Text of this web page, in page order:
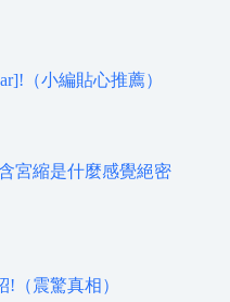
（小編貼心推薦）
宮縮是什麼感覺絕密
（震驚真相）